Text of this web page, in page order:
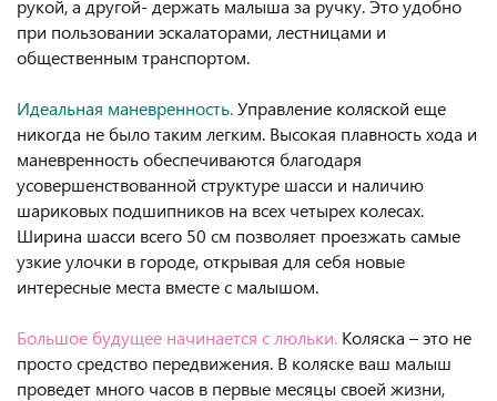
рукой, а другой- держать малыша за ручку. Это удобно
при пользовании эскалаторами, лестницами и
общественным транспортом.
Идеальная маневренность.Управление коляской еще
никогда не было таким легким. Высокая плавность хода и
маневренность обеспечиваются благодаря
усовершенствованной структуре шасси и наличию
шариковых подшипников на всех четырех колесах.
Ширина шасси всего 50 см позволяет проезжать самые
узкие улочки в городе, открывая для себя новые
интересные места вместе с малышом.
Большое будущее начинается с люльки. Коляска – это не
просто средство передвижения. В коляске ваш малыш
проведет много часов в первые месяцы своей жизни,